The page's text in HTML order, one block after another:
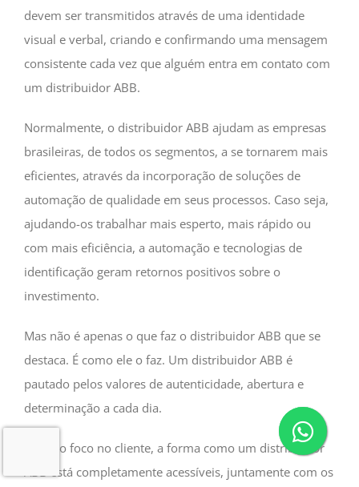
devem ser transmitidos através de uma identidade
visual e verbal, criando e confirmando uma mensagem
consistente cada vez que alguém entra em contato com
um distribuidor ABB.
Normalmente, o distribuidor ABB ajudam as empresas
brasileiras, de todos os segmentos, a se tornarem mais
eficientes, através da incorporação de soluções de
automação de qualidade em seus processos. Caso seja,
ajudando-os trabalhar mais esperto, mais rápido ou
com mais eficiência, a automação e tecnologias de
identificação geram retornos positivos sobre o
investimento.
Mas não é apenas o que faz o distribuidor ABB que se
destaca. É como ele o faz. Um distribuidor ABB é
pautado pelos valores de autenticidade, abertura e
determinação a cada dia.
É este o foco no cliente, a forma como um distribuidor
ABB está completamente acessíveis, juntamente com os